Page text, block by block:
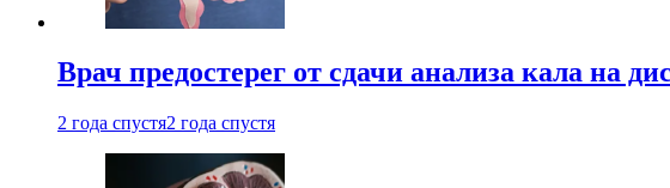
Врач предостерег от сдачи анализа кала на
2 года спустя2 года спустя